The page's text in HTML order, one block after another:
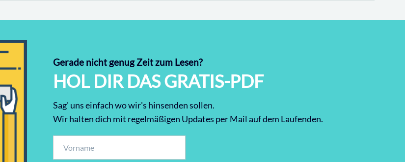
Gerade nicht genug Zeit zum Lesen?
HOL DIR DAS GRATIS-PDF
Sag' uns einfach wo wir's hinsenden sollen.
Wir halten dich mit regelmäßigen Updates per Mail auf dem Laufenden.